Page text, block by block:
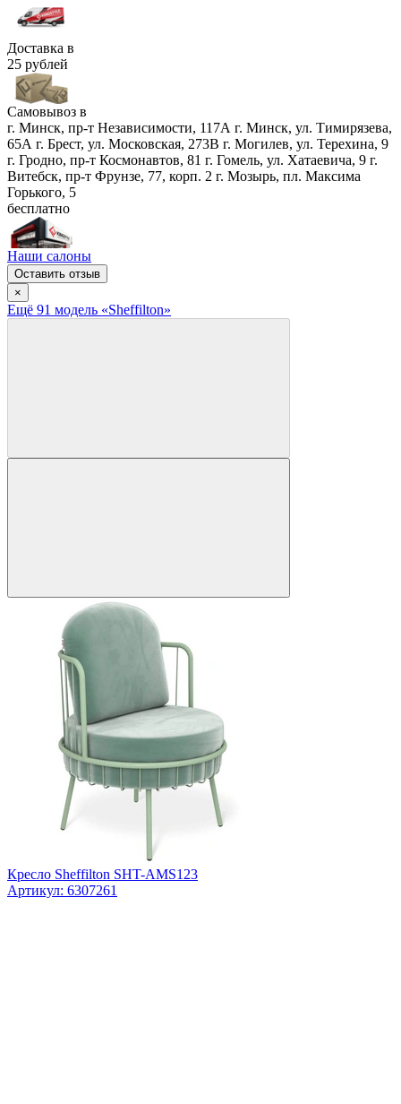
Доставка в
25 рублей
Самовывоз в
г. Минск, пр-т Независимости, 117А г. Минск, ул. Тимирязева,
65А г. Брест, ул. Московская, 273В г. Могилев, ул. Терехина, 9
г. Гродно, пр-т Космонавтов, 81 г. Гомель, ул. Хатаевича, 9 г.
Витебск, пр-т Фрунзе, 77, корп. 2 г. Мозырь, пл. Максима
Горького, 5
бесплатно
Наши салоны
Оставить отзыв
×
Ещё 91 модель «Sheffilton»
Кресло Sheffilton SHT-AMS123
Артикул: 6307261